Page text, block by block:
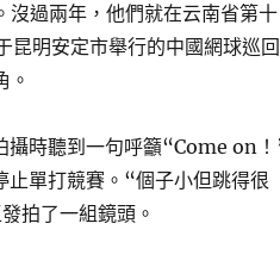
沒過兩年，他們就在云南省第十
明安定市舉行的中國網球巡回
。
攝時聽到一句呼籲“Come on
單打競賽。“個子小但跳得很
拍了一組鏡頭。